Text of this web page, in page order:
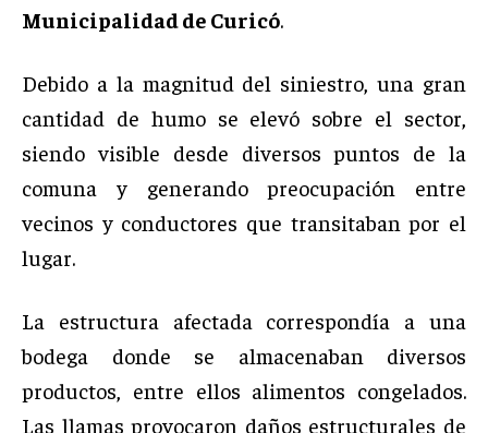
Municipalidad de Curicó.
Debido a la magnitud del siniestro, una gran
cantidad de humo se elevó sobre el sector,
siendo visible desde diversos puntos de la
comuna y generando preocupación entre
vecinos y conductores que transitaban por el
lugar.
La estructura afectada correspondía a una
bodega donde se almacenaban diversos
productos, entre ellos alimentos congelados.
Las llamas provocaron daños estructurales de